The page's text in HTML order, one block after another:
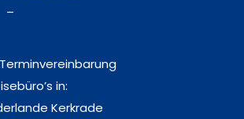
–
in:
Kerkrade